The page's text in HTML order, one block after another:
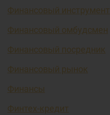
Финансовый инструмент
Финансовый омбудсмен
Финансовый посредник
Финансовый рынок
Финансы
Финтех-кредит